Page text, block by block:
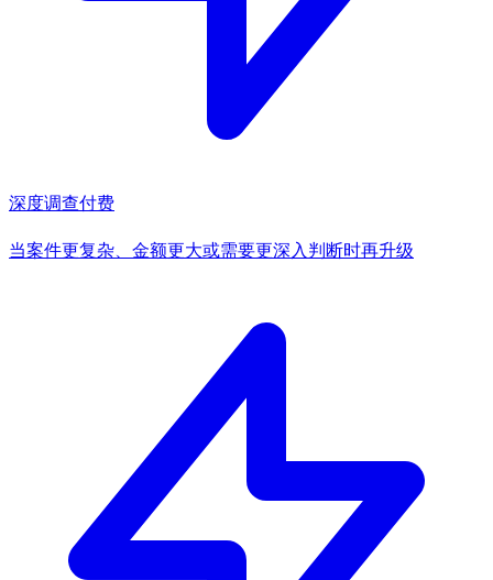
深度调查付费
当案件更复杂、金额更大或需要更深入判断时再升级